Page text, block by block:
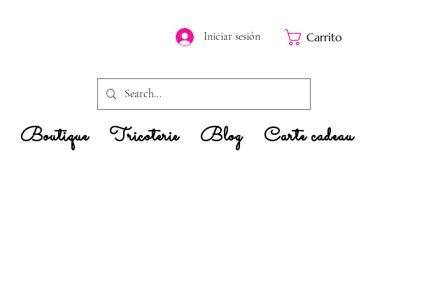
Iniciar sesión Carrito
Boutique Tricoterie Blog Carte cadeau